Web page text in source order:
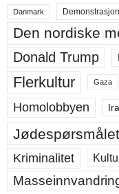
Danmark Demonstrasjon
Den nordiske
Donald Trump
Flerkultur Gaza
Homolobbyen
Jødespørsmålet
Kriminalitet